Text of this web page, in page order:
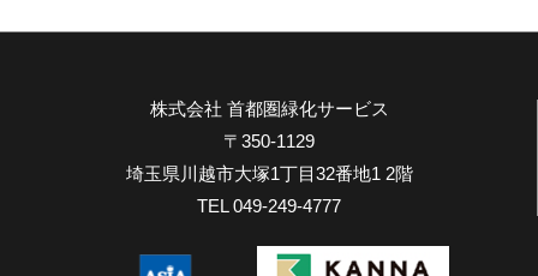
株式会社 首都圏緑化サービス
〒350-1129
埼玉県川越市大塚1丁目32番地1 2階
TEL 049-249-4777